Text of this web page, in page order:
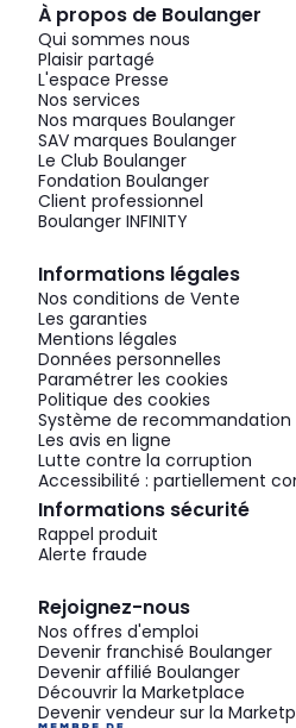
À propos de Boulanger
Qui sommes nous
Plaisir partagé
L'espace Presse
Nos services
Nos marques Boulanger
SAV marques Boulanger
Le Club Boulanger
Fondation Boulanger
Client professionnel
Boulanger INFINITY
Informations légales
Nos conditions de Vente
Les garanties
Mentions légales
Données personnelles
Paramétrer les cookies
Politique des cookies
Système de recommandation
Les avis en ligne
Lutte contre la corruption
Accessibilité : partiellement
Informations sécurité
Rappel produit
Alerte fraude
Rejoignez-nous
Nos offres d'emploi
Devenir franchisé Boulanger
Devenir affilié Boulanger
Découvrir la Marketplace
Devenir vendeur sur la